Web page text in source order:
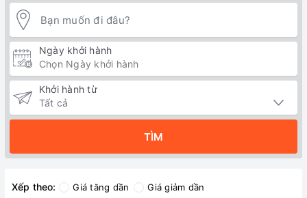
Ngày khởi hành
Khởi hành từ
TÌM
Xếp theo: Giá tăng dần Giá giảm dần